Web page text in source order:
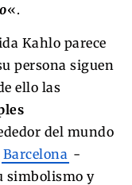
«.
Kahlo parece
persona siguen
ello las
del mundo
Barcelona -
simbolismo y